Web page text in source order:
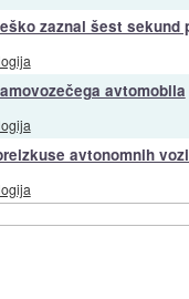
zaznal šest sekund
avtomobila
avtonomnih